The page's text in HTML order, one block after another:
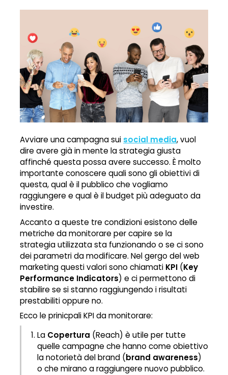
Avviare una campagna sui social media, vuol
dire avere già in mente la strategia giusta
affinché questa possa avere successo. È molto
importante conoscere quali sono gli obiettivi di
questa, qual è il pubblico che vogliamo
raggiungere e qual è il budget più adeguato da
investire.
Accanto a queste tre condizioni esistono delle
metriche da monitorare per capire se la
strategia utilizzata sta funzionando o se ci sono
dei parametri da modificare. Nel gergo del web
marketing questi valori sono chiamati KPI (Key
Performance Indicators) e ci permettono di
stabilire se si stanno raggiungendo i risultati
prestabiliti oppure no.
Ecco le prinicpali KPI da monitorare:
La Copertura (Reach) è utile per tutte
quelle campagne che hanno come obiettivo
la notorietà del brand (brand awareness)
o che mirano a raggiungere nuovo pubblico.